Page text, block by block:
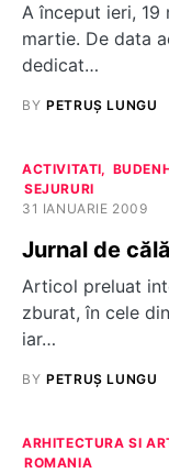
A început ieri, 19
martie. De data
dedicat…
BY PETRUȘ LUNGU
ACTIVITATI
SEJURURI
31 IANUARIE 2009
Jurnal de
Articol preluat
zburat, în cele
iar…
BY PETRUȘ LUNGU
ARHITECTURA SI
ROMANIA